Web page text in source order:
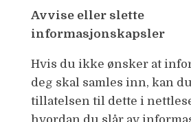
Avvise eller slette
informasjonskapsler
Hvis du ikke ønsker at
deg skal samles inn, kan
tillatelsen til dette i